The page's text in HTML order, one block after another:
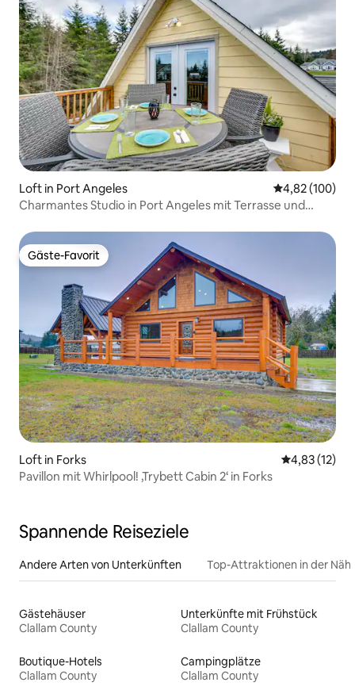
Loft in Port Angeles
4,82 (100)
Charmantes Studio in Port Angeles mit Terrasse und
Gäste-Favorit
Gäste-Favorit
Loft in Forks
4,83 (12)
Pavillon mit Whirlpool! ‚Trybett Cabin 2‘ in Forks
Spannende Reiseziele
Andere Arten von Unterkünften Top-Attraktionen in der
Gästehäuser
Clallam County
Unterkünfte mit Frühstück
Clallam County
Boutique-Hotels
Clallam County
Campingplätze
Clallam County